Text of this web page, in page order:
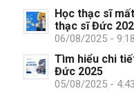
Học thạc sĩ
thạc sĩ Đức
06/08/2025 -
Tìm hiểu chi
Đức 2025
05/08/2025 -